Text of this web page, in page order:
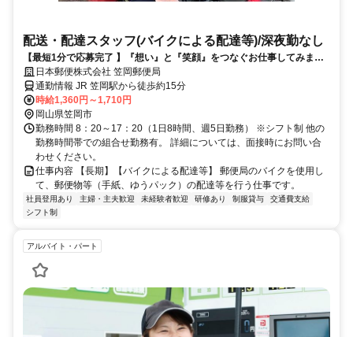
配送・配達スタッフ(バイクによる配達等)/深夜勤なし
【最短1分で応募完了 】『想い』と『笑顔』をつなぐお仕事してみませ
んか？日本郵便株式会社 笠岡郵便局
通勤情報 JR 笠岡駅から徒歩約15分
時給1,360円～1,710円
岡山県笠岡市
勤務時間 8：20～17：20（1日8時間、週5日勤務） ※シフト制 他の
勤務時間帯での組合せ勤務有。 詳細については、面接時にお問い合
わせください。
仕事内容 【長期】【バイクによる配達等】 郵便局のバイクを使用し
て、郵便物等（手紙、ゆうパック）の配達等を行う仕事です。
社員登用あり 主婦・主夫歓迎 未経験者歓迎 研修あり 制服貸与
交通費支給
シフト制
アルバイト・パート